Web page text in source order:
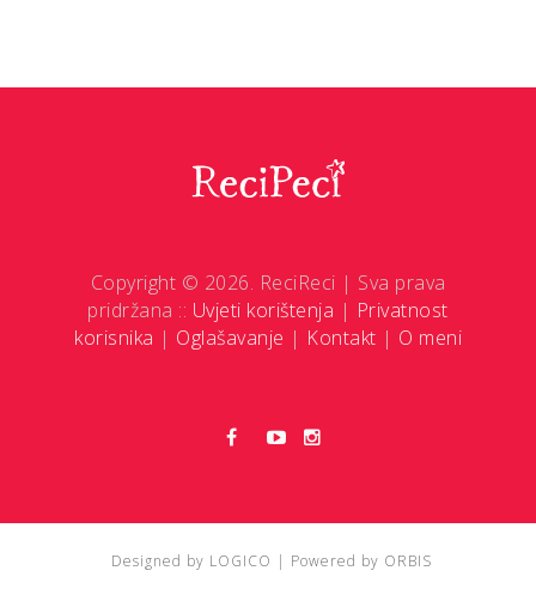
Copyright © 2026. ReciReci | Sva prava
pridržana :: Uvjeti korištenja | Privatnost
korisnika | Oglašavanje | Kontakt | O meni
Designed by LOGICO | Powered by ORBIS